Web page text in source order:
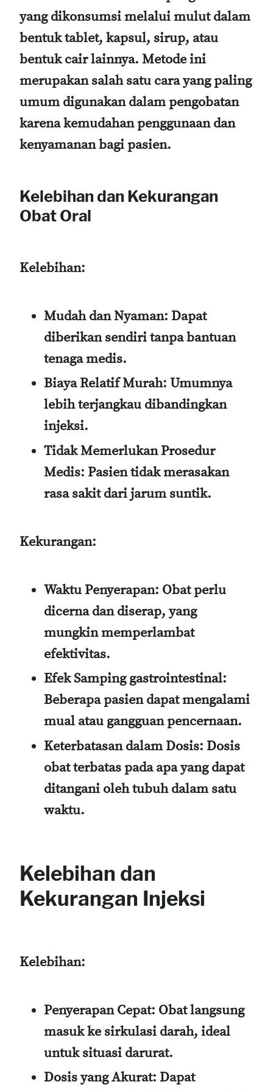
yang dikonsumsi melalui mulut dalam
bentuk tablet, kapsul, sirup, atau
bentuk cair lainnya. Metode ini
merupakan salah satu cara yang paling
umum digunakan dalam pengobatan
karena kemudahan penggunaan dan
kenyamanan bagi pasien.
Kelebihan dan Kekurangan
Obat Oral
Kelebihan:
Mudah dan Nyaman: Dapat
diberikan sendiri tanpa bantuan
tenaga medis.
Biaya Relatif Murah: Umumnya
lebih terjangkau dibandingkan
injeksi.
Tidak Memerlukan Prosedur
Medis: Pasien tidak merasakan
rasa sakit dari jarum suntik.
Kekurangan:
Waktu Penyerapan: Obat perlu
dicerna dan diserap, yang
mungkin memperlambat
efektivitas.
Efek Samping gastrointestinal:
Beberapa pasien dapat mengalami
mual atau gangguan pencernaan.
Keterbatasan dalam Dosis: Dosis
obat terbatas pada apa yang dapat
ditangani oleh tubuh dalam satu
waktu.
Kelebihan dan
Kekurangan Injeksi
Kelebihan:
Penyerapan Cepat: Obat langsung
masuk ke sirkulasi darah, ideal
untuk situasi darurat.
Dosis yang Akurat: Dapat